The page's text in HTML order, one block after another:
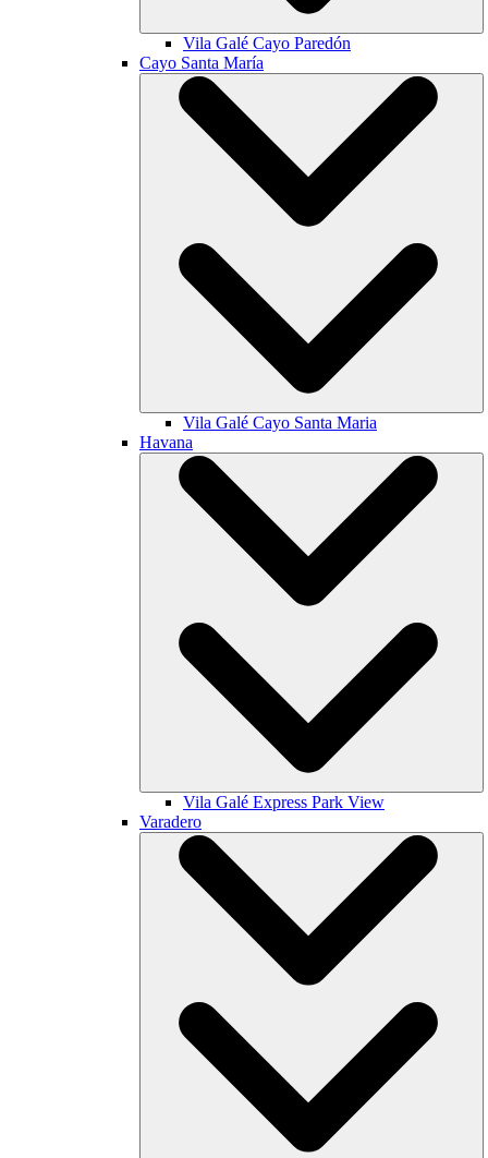
Vila Galé Cayo Paredón
Cayo Santa María
Vila Galé Cayo Santa Maria
Havana
Vila Galé Express Park View
Varadero